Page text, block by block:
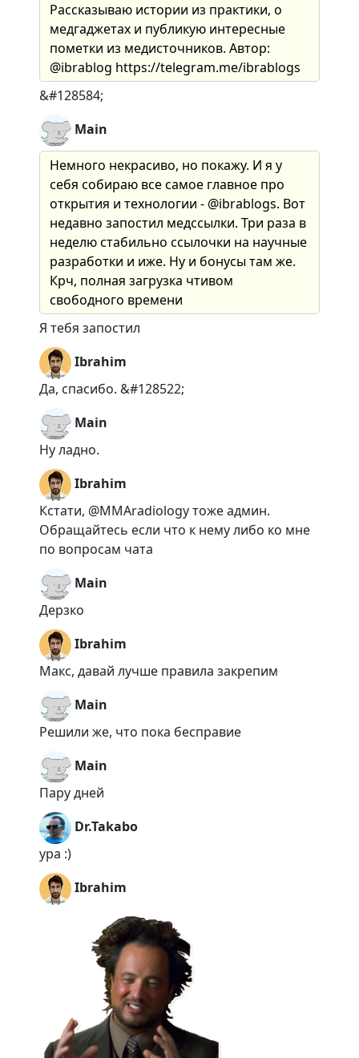
Рассказываю истории из практики, о
медгаджетах и публикую интересные
пометки из медисточников. Автор:
@ibrablog https://telegram.me/ibrablogs
&#128584;
Main
Немного некрасиво, но покажу. И я у
себя собираю все самое главное про
открытия и технологии - @ibrablogs. Вот
недавно запостил медссылки. Три раза в
неделю стабильно ссылочки на научные
разработки и иже. Ну и бонусы там же.
Крч, полная загрузка чтивом
свободного времени
Я тебя запостил
Ibrahim
Да, спасибо. &#128522;
Main
Ну ладно.
Ibrahim
Кстати, @MMAradiology тоже админ.
Обращайтесь если что к нему либо ко мне
по вопросам чата
Main
Дерзко
Ibrahim
Макс, давай лучше правила закрепим
Main
Решили же, что пока бесправие
Main
Пару дней
Dr.Takabo
ура :)
Ibrahim